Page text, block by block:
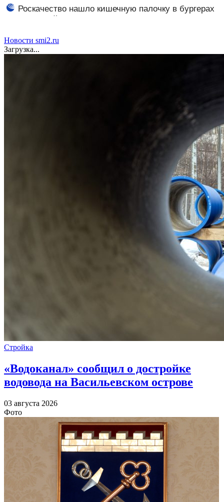
Роскачество нашло кишечную палочку в бургерах
пяти крупнейших фастфудов
Новости smi2.ru
Загрузка...
Стройка
«Водоканал» сообщил о достройке
водовода на Васильевском острове
03 августа 2026
Фото